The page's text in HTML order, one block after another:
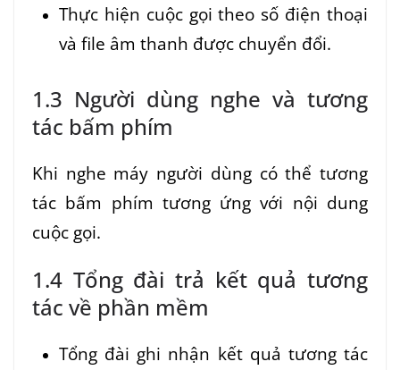
Thực hiện cuộc gọi theo số điện thoại
và file âm thanh được chuyển đổi.
1.3 Người dùng nghe và tương
tác bấm phím
Khi nghe máy người dùng có thể tương
tác bấm phím tương ứng với nội dung
cuộc gọi.
1.4 Tổng đài trả kết quả tương
tác về phần mềm
Tổng đài ghi nhận kết quả tương tác